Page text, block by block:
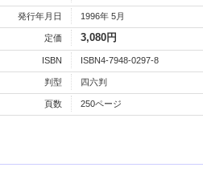
発行年月日 1996年 5月
定価 3,080円
ISBN ISBN4-7948-0297-8
判型 四六判
頁数 250ページ